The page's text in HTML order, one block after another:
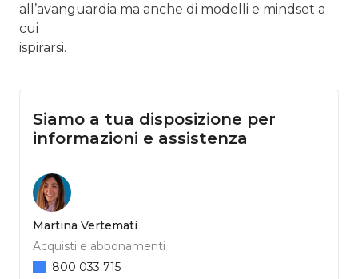
all’avanguardia ma anche di modelli e mindset a
cui
ispirarsi.
Siamo a tua disposizione per
informazioni e assistenza
Martina Vertemati
Acquisti e abbonamenti
800 033 715